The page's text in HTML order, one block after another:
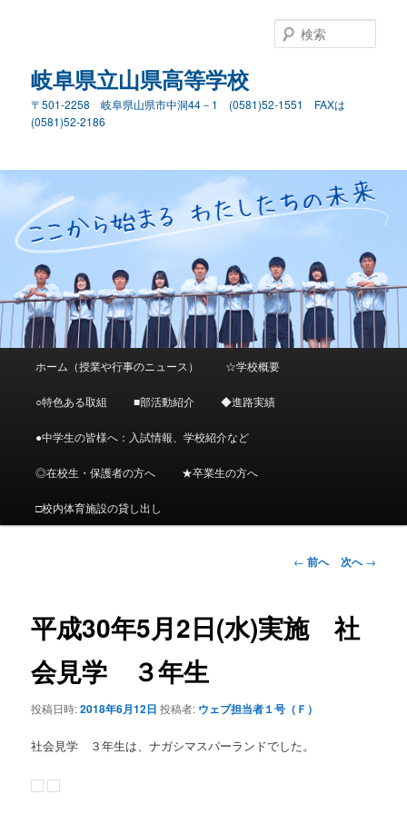
岐阜県立山県高等学校
〒501-2258 岐阜県山県市中洞44－1 (0581)52-1551 FAXは
(0581)52-2186
索
メ
イ
ン
コ
ン
ツ
へ
移
動
ホーム（授業や行事のニュース） ☆学校概要
○特色ある取組 ■部活動紹介 ◆進路実績
●中学生の皆様へ：入試情報、学校紹介など
◎在校生・保護者の方へ ★卒業生の方へ
□校内体育施設の貸し出し
投
ビ
ゲ
ン
← 前へ 次へ→
平成30年5月2日(水)実施 社
会見学 ３年生
投稿日時:2018年6月12日 投稿者: ウェブ担当者１号（Ｆ）
社会見学 ３年生は、ナガシマスパーランドでした。